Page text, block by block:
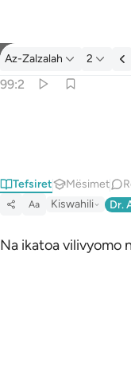
Tefsir: Az-Zalzalah 99:2
Az-Zalzalah 2
99:2
Tefsiret Mësimet
Aa Kiswahili Dr.
Na ikatoa vilivyomo